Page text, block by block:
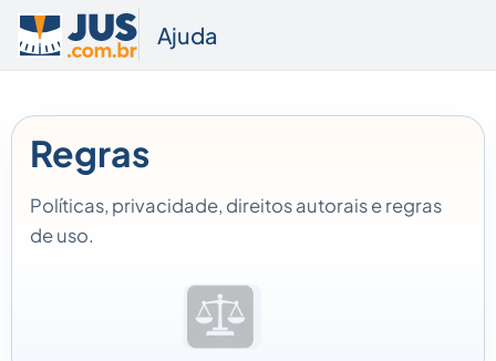
Ajuda
Regras
Políticas, privacidade, direitos autorais e regras
de uso.